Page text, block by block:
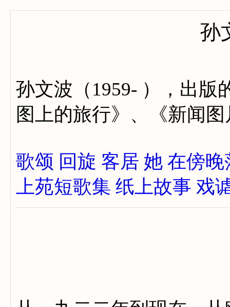
孙
孙文波（1959- ），出版
图上的旅行》、《新闻
歌颂 回旋 客居 她 在傍晚
上苑短歌集 纸上故事 戏